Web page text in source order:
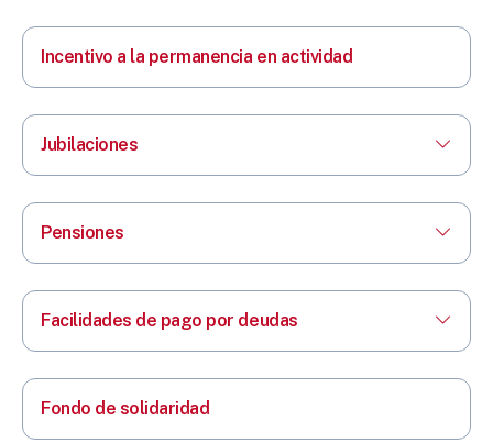
Incentivo a la permanencia en actividad
Jubilaciones
Pensiones
Facilidades de pago por deudas
Fondo de solidaridad